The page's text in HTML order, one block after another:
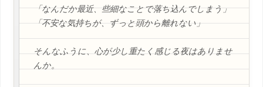
「なんだか最近、些細なことで落ち込んでしまう」
「不安な気持ちが、ずっと頭から離れない」
そんなふうに、心が少し重たく感じる夜はありませ
んか。